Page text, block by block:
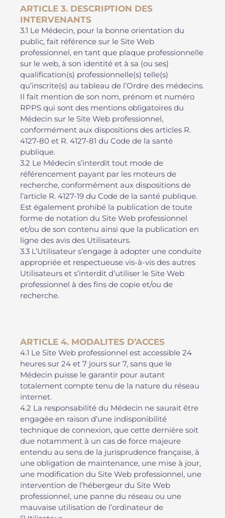
ARTICLE 3. DESCRIPTION DES
INTERVENANTS
3.1 Le Médecin, pour la bonne orientation du
public, fait référence sur le Site Web
professionnel, en tant que plaque professionnelle
sur le web, à son identité et à sa (ou ses)
qualification(s) professionnelle(s) telle(s)
qu’inscrite(s) au tableau de l’Ordre des médecins.
Il fait mention de son nom, prénom et numéro
RPPS qui sont des mentions obligatoires du
Médecin sur le Site Web professionnel,
conformément aux dispositions des articles R.
4127-80 et R. 4127-81 du Code de la santé
publique.
3.2 Le Médecin s’interdit tout mode de
référencement payant par les moteurs de
recherche, conformément aux dispositions de
l’article R. 4127-19 du Code de la santé publique.
Est également prohibé la publication de toute
forme de notation du Site Web professionnel
et/ou de son contenu ainsi que la publication en
ligne des avis des Utilisateurs.
3.3 L’Utilisateur s’engage à adopter une conduite
appropriée et respectueuse vis-à-vis des autres
Utilisateurs et s’interdit d’utiliser le Site Web
professionnel à des fins de copie et/ou de
recherche.
ARTICLE 4. MODALITES D’ACCES
4.1 Le Site Web professionnel est accessible 24
heures sur 24 et 7 jours sur 7, sans que le
Médecin puisse le garantir pour autant
totalement compte tenu de la nature du réseau
internet.
4.2 La responsabilité du Médecin ne saurait être
engagée en raison d’une indisponibilité
technique de connexion, que cette dernière soit
due notamment à un cas de force majeure
entendu au sens de la jurisprudence française, à
une obligation de maintenance, une mise à jour,
une modification du Site Web professionnel, une
intervention de l’hébergeur du Site Web
professionnel, une panne du réseau ou une
mauvaise utilisation de l’ordinateur de